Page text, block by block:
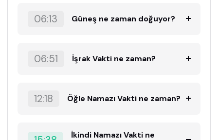
06:13 Güneş ne zaman doğuyor?
06:51 İşrak Vakti ne zaman?
12:18 Öğle Namazı Vakti ne zaman?
İkindi Namazı Vakti ne